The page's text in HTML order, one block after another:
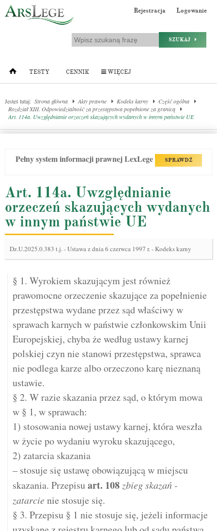
Rejestracja Logowanie
SZUKAJ
TESTY CENNIK WIĘCEJ
Jesteś tutaj: Strona główna Akty prawne Kodeks karny
Część ogólna
Rozdział XIII. Odpowiedzialność za przestępstwa popełnione za granicą
Art. 114a. Uwzględnianie orzeczeń skazujących wydanych w innym państwie UE
Pełny system informacji prawnej LexLege SPRAWDŹ
Art. 114a. Uwzględnianie
orzeczeń skazujących wydanych
w innym państwie UE
Dz.U.2025.0.383 t.j.-Ustawa z dnia 6 czerwca 1997 r. - Kodeks karny
§ 1. Wyrokiem skazującym jest również
prawomocne orzeczenie skazujące za popełnienie
przestępstwa wydane przez sąd właściwy w
sprawach karnych w państwie członkowskim Unii
Europejskiej, chyba że według ustawy karnej
polskiej czyn nie stanowi przestępstwa, sprawca
nie podlega karze albo orzeczono karę nieznaną
ustawie.
§ 2. W razie skazania przez sąd, o którym mowa
w § 1, w sprawach:
1) stosowania nowej ustawy karnej, która weszła
w życie po wydaniu wyroku skazującego,
2) zatarcia skazania
– stosuje się ustawę obowiązującą w miejscu
skazania. Przepisuart. 108 zbieg skazań -
zatarcie nie stosuje się.
§ 3. Przepisu § 1 nie stosuje się, jeżeli informacje